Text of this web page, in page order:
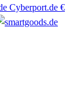
Cyberport.de €